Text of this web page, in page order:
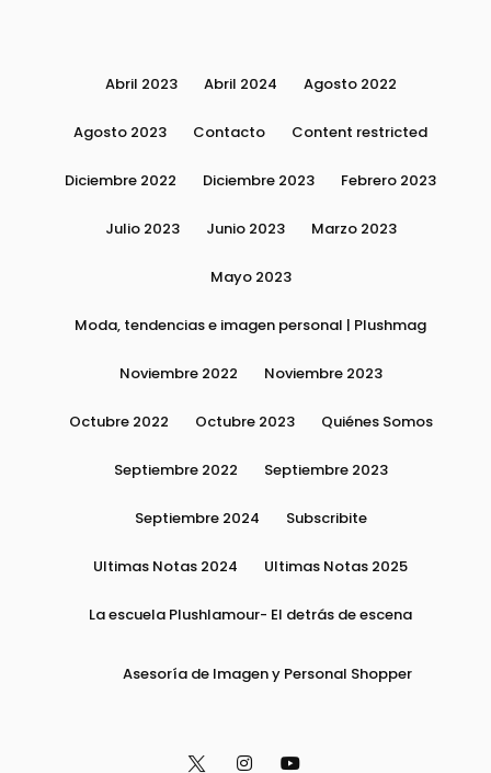
Abril 2023 Abril 2024 Agosto 2022
Agosto 2023 Contacto Content restricted
Diciembre 2022 Diciembre 2023 Febrero 2023
Julio 2023 Junio 2023 Marzo 2023
Mayo 2023
Moda, tendencias e imagen personal | Plushmag
Noviembre 2022 Noviembre 2023
Octubre 2022 Octubre 2023 Quiénes Somos
Septiembre 2022 Septiembre 2023
Septiembre 2024 Subscribite
Ultimas Notas 2024 Ultimas Notas 2025
La escuela Plushlamour- El detrás de escena
Asesoría de Imagen y Personal Shopper